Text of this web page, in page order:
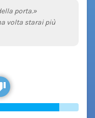
porta.»
volta starai più